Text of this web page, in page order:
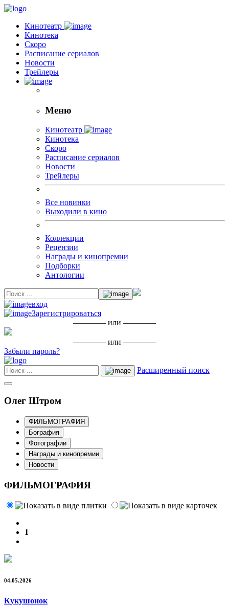
Кинотеатр
Кинотека
Скоро
Расписание сериалов
Новости
Трейлеры
Меню
Кинотеатр
Кинотека
Скоро
Расписание сериалов
Новости
Трейлеры
Все новинки
Выходили в кино
Коллекции
Рецензии
Награды и кинопремии
Подборки
Антологии
вход
Зарегистрироваться
———— или ————
———— или ————
Забыли пароль?
Расширенный поиск
Олег Штром
ФИЛЬМОГРАФИЯ
Бография
Фотографии
Награды и кинопремии
Новости
ФИЛЬМОГРАФИЯ
1
04.05.2026
Кукушонок